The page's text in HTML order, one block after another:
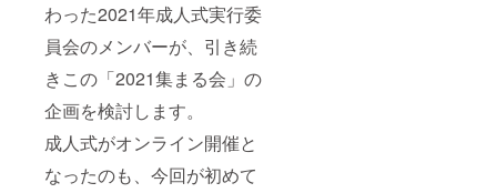
わった2021年成人式実行委
員会のメンバーが、引き続
きこの「2021集まる会」の
企画を検討します。
成人式がオンライン開催と
なったのも、今回が初めて